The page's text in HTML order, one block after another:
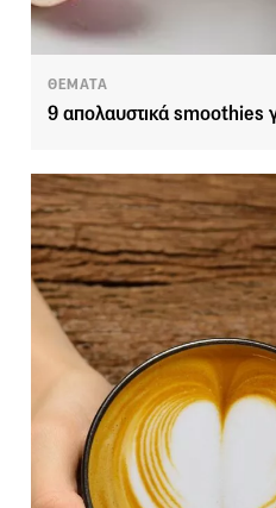
ΘΕΜΑΤΑ
9 απολαυστικά smoothies